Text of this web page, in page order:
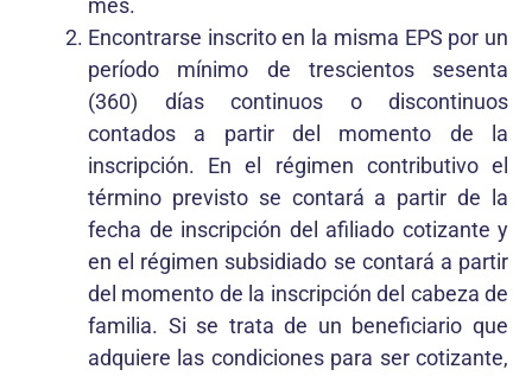
mes.
Encontrarse inscrito en la misma EPS por un
período mínimo de trescientos sesenta
(360) días continuos o discontinuos
contados a partir del momento de la
inscripción. En el régimen contributivo el
término previsto se contará a partir de la
fecha de inscripción del afiliado cotizante y
en el régimen subsidiado se contará a partir
del momento de la inscripción del cabeza de
familia. Si se trata de un beneficiario que
adquiere las condiciones para ser cotizante,